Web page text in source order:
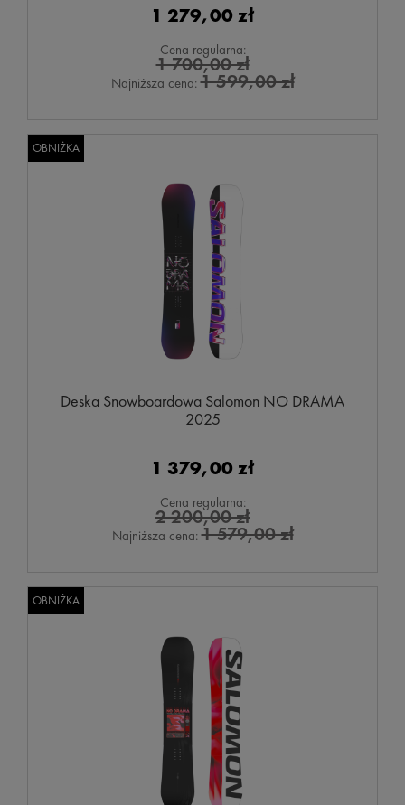
1 279,00 zł
Cena regularna:
1 700,00 zł
Najniższa cena:1 599,00 zł
Deska Snowboardowa Salomon NO DRAMA
2025
1 379,00 zł
Cena regularna:
2 200,00 zł
Najniższa cena:1 579,00 zł
OBNIŻKA
OBNIŻKA